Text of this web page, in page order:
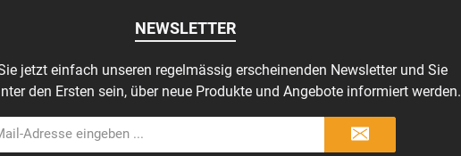
NEWSLETTER
jetzt einfach unseren regelmässig erscheinenden Newsletter und Sie
den Ersten sein, über neue Produkte und Angebote informiert werden.